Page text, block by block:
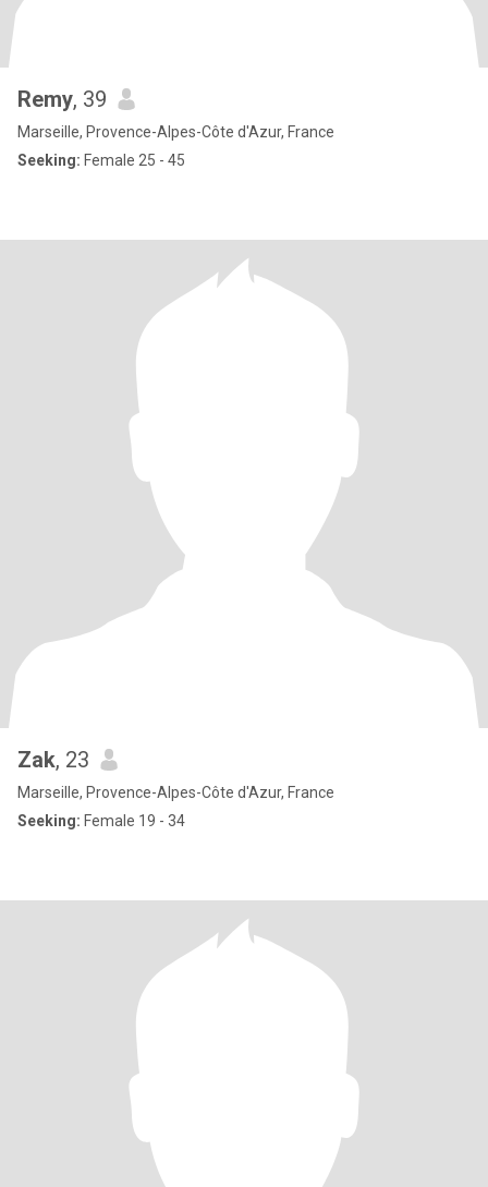
Remy, 39
Marseille, Provence-Alpes-Côte d'Azur, France
Seeking: Female 25 - 45
Zak, 23
Marseille, Provence-Alpes-Côte d'Azur, France
Seeking: Female 19 - 34